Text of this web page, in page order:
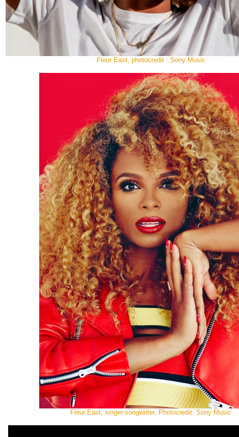
Fleur East, photocredit : Sony Music
Fleur East, singer-songwriter, Photocredit: Sony Music